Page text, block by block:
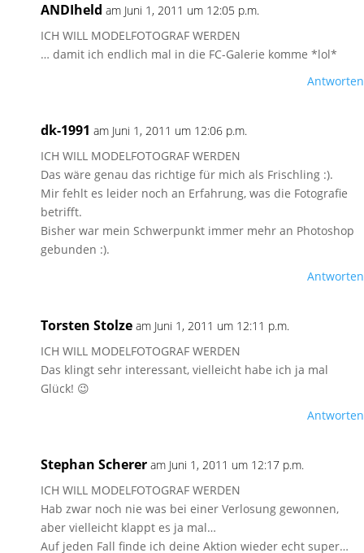
ANDIheld am Juni 1, 2011 um 12:05 p.m.
ICH WILL MODELFOTOGRAF WERDEN
… damit ich endlich mal in die FC-Galerie komme *lol*
Antworten
dk-1991 am Juni 1, 2011 um 12:06 p.m.
ICH WILL MODELFOTOGRAF WERDEN
Das wäre genau das richtige für mich als Frischling :).
Mir fehlt es leider noch an Erfahrung, was die Fotografie
betrifft.
Bisher war mein Schwerpunkt immer mehr an Photoshop
gebunden :).
Antworten
Torsten Stolze am Juni 1, 2011 um 12:11 p.m.
ICH WILL MODELFOTOGRAF WERDEN
Das klingt sehr interessant, vielleicht habe ich ja mal
Glück! 😉
Antworten
Stephan Scherer am Juni 1, 2011 um 12:17 p.m.
ICH WILL MODELFOTOGRAF WERDEN
Hab zwar noch nie was bei einer Verlosung gewonnen,
aber vielleicht klappt es ja mal…
Auf jeden Fall finde ich deine Aktion wieder echt super…